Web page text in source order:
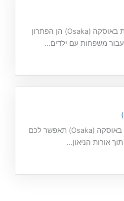
דירות נופש ומלונות דירות באוסקה (Osaka) הן הפתרון
משפחות עם ילדים...
בחירה נכונה של מלונות באוסקה (Osaka) תאפשר לכם
אורות הניאון...